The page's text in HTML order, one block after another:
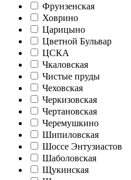
Фрунзенская
Ховрино
Царицыно
Цветной Бульвар
ЦСКА
Чкаловская
Чистые пруды
Чеховская
Черкизовская
Чертановская
Черемушкино
Шипиловская
Шоссе Энтузиастов
Шаболовская
Щукинская